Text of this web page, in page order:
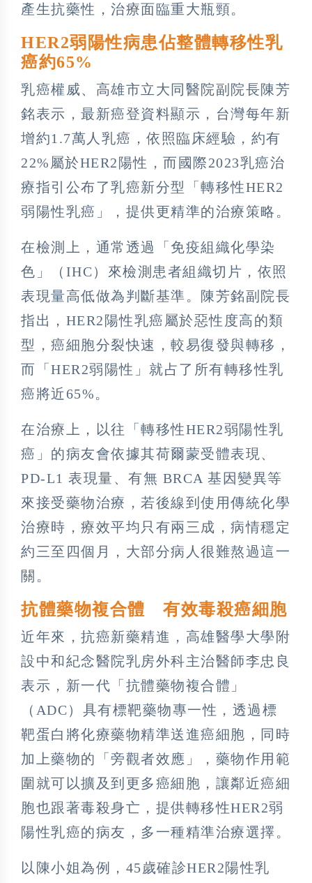
產生抗藥性，治療面臨重大瓶頸。
HER2弱陽性病患佔整體轉移性乳
癌約65%
乳癌權威、高雄市立大同醫院副院長陳芳
銘表示，最新癌登資料顯示，台灣每年新
增約1.7萬人乳癌，依照臨床經驗，約有
22%屬於HER2陽性，而國際2023乳癌治
療指引公布了乳癌新分型「轉移性HER2
弱陽性乳癌」，提供更精準的治療策略。
在檢測上，通常透過「免疫組織化學染
色」（IHC）來檢測患者組織切片，依照
表現量高低做為判斷基準。陳芳銘副院長
指出，HER2陽性乳癌屬於惡性度高的類
型，癌細胞分裂快速，較易復發與轉移，
而「HER2弱陽性」就占了所有轉移性乳
癌將近65%。
在治療上，以往「轉移性HER2弱陽性乳
癌」的病友會依據其荷爾蒙受體表現、
PD-L1 表現量、有無 BRCA 基因變異等
來接受藥物治療，若後線到使用傳統化學
治療時，療效平均只有兩三成，病情穩定
約三至四個月，大部分病人很難熬過這一
關。
抗體藥物複合體 有效毒殺癌細胞
近年來，抗癌新藥精進，高雄醫學大學附
設中和紀念醫院乳房外科主治醫師李忠良
表示，新一代「抗體藥物複合體」
（ADC）具有標靶藥物專一性，透過標
靶蛋白將化療藥物精準送進癌細胞，同時
加上藥物的「旁觀者效應」，藥物作用範
圍就可以擴及到更多癌細胞，讓鄰近癌細
胞也跟著毒殺身亡，提供轉移性HER2弱
陽性乳癌的病友，多一種精準治療選擇。
以陳小姐為例，45歲確診HER2陽性乳